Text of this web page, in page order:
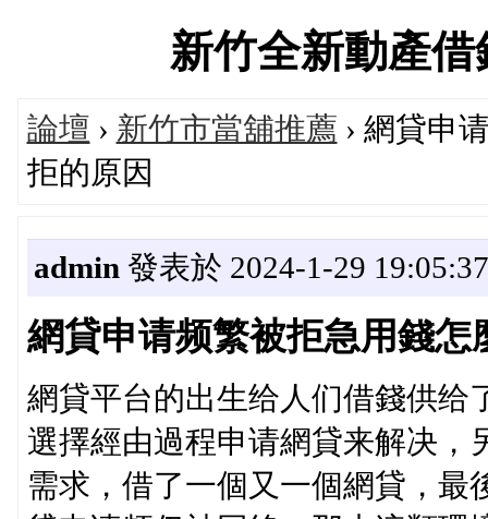
新竹全新動產
論壇 › 新竹市當舖推薦 › 網貸申
拒的原因
admin 發表於 2024-1-29 19:05:37
網貸申请频繁被拒急用錢
網貸平台的出生给人们借錢供给
選擇經由過程申请網貸来解决，
需求，借了一個又一個網貸，最